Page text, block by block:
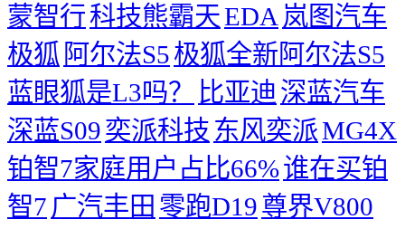
蒙智行科技熊霸天EDA 岚图汽车
极狐 阿尔法S5极狐全新阿尔法S5
蓝眼狐是L3吗？
比亚迪 深蓝汽车
深蓝S09奕派科技 东风奕派MG4X
铂智7家庭用户占比66%谁在买铂
智7 广汽丰田 零跑D19尊界V800